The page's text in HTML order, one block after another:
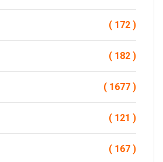
( 172 )
( 182 )
( 1677 )
( 121 )
( 167 )